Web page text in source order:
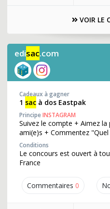
VOIR LE
edisac.com
Commentaires 0
Cadeaux à gagner
1 sac à dos Eastpak
PrincipeINSTAGRAM
Suivez le compte + Aimez
ami(e)s + Commentez
Conditions
Le concours est ouvert à
France